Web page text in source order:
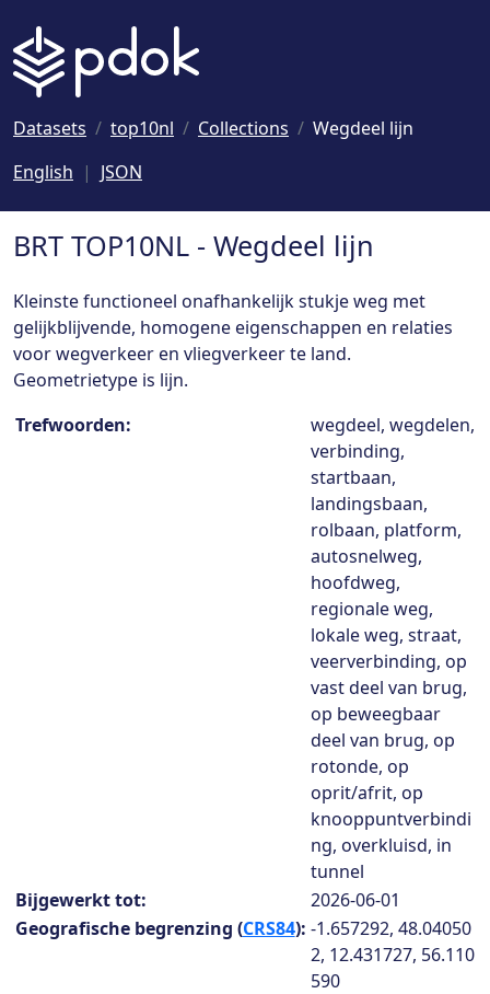
Datasets top10nl Collections
Wegdeel lijn
English
JSON
BRT TOP10NL - Wegdeel lijn
Kleinste functioneel onafhankelijk stukje weg met
gelijkblijvende, homogene eigenschappen en relaties
voor wegverkeer en vliegverkeer te land.
Geometrietype is lijn.
Collection details
Trefwoorden:
wegdeel, wegdelen,
verbinding,
startbaan,
landingsbaan,
rolbaan, platform,
autosnelweg,
hoofdweg,
regionale weg,
lokale weg, straat,
veerverbinding, op
vast deel van brug,
op beweegbaar
deel van brug, op
rotonde, op
oprit/afrit, op
knooppuntverbindi
ng, overkluisd, in
tunnel
Bijgewerkt tot:
2026-06-01
Geografische begrenzing (CRS84): -1.657292, 48.04050
2, 12.431727, 56.110
590